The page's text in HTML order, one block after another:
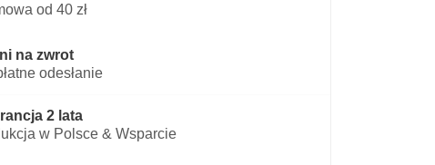
od 40 zł
na zwrot
odesłanie
2 lata
w Polsce & Wsparcie